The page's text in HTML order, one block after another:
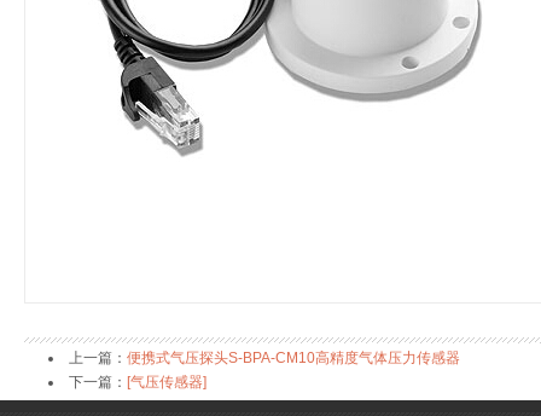
上一篇： 便携式气压探头S-BPA-CM10高精度气体压力传感器
下一篇： [气压传感器]